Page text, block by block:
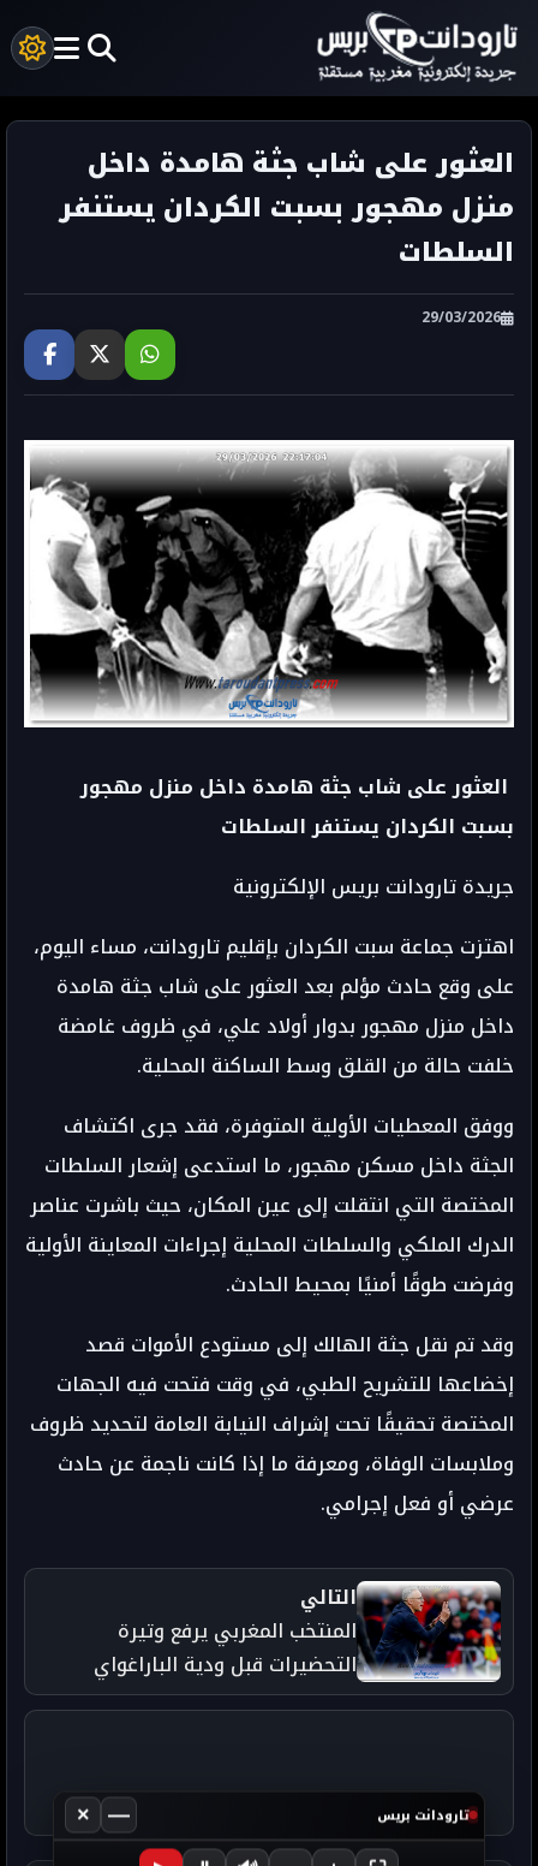
العثور على شاب جثة هامدة داخل
منزل مهجور بسبت الكردان يستنفر
السلطات
29/03/2026
العثور على شاب جثة هامدة داخل منزل مهجور
بسبت الكردان يستنفر السلطات
جريدة تارودانت بريس الإلكترونية
اهتزت جماعة سبت الكردان بإقليم تارودانت، مساء اليوم،
على وقع حادث مؤلم بعد العثور على شاب جثة هامدة
داخل منزل مهجور بدوار أولاد علي، في ظروف غامضة
خلفت حالة من القلق وسط الساكنة المحلية.
ووفق المعطيات الأولية المتوفرة، فقد جرى اكتشاف
الجثة داخل مسكن مهجور، ما استدعى إشعار السلطات
المختصة التي انتقلت إلى عين المكان، حيث باشرت عناصر
الدرك الملكي والسلطات المحلية إجراءات المعاينة الأولية
وفرضت طوقًا أمنيًا بمحيط الحادث.
وقد تم نقل جثة الهالك إلى مستودع الأموات قصد
إخضاعها للتشريح الطبي، في وقت فتحت فيه الجهات
المختصة تحقيقًا تحت إشراف النيابة العامة لتحديد ظروف
وملابسات الوفاة، ومعرفة ما إذا كانت ناجمة عن حادث
عرضي أو فعل إجرامي.
التالي
المنتخب المغربي يرفع وتيرة
التحضيرات قبل ودية الباراغواي
استعدادًا لمونديال 2026
تارودانت بريس —
×